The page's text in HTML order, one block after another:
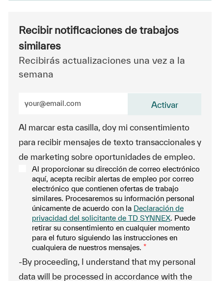
Recibir notificaciones de trabajos
similares
Recibirás actualizaciones una vez a la
semana
Al marcar esta casilla, doy mi consentimiento
para recibir mensajes de texto transaccionales y
de marketing sobre oportunidades de empleo.
Al proporcionar su dirección de correo electrónico
aquí, acepta recibir alertas de empleo por correo
electrónico que contienen ofertas de trabajo
similares. Procesaremos su información personal
únicamente de acuerdo con la Declaración de
privacidad del solicitante de TD SYNNEX. Puede
retirar su consentimiento en cualquier momento
para el futuro siguiendo las instrucciones en
cualquiera de nuestros mensajes. *
-By proceeding, I understand that my personal
data will be processed in accordance with the
Activar